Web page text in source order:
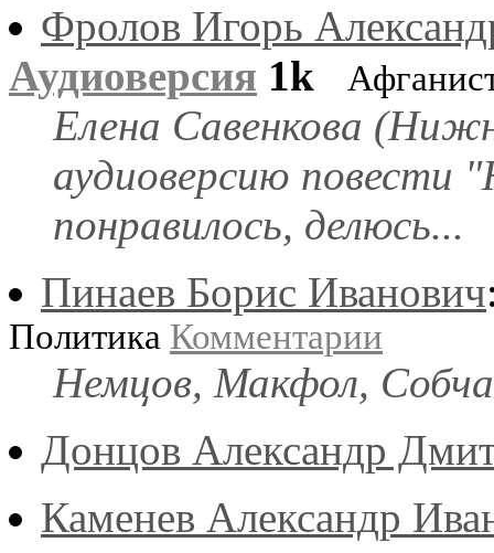
Фролов Игорь
Аудиоверсия 1k
Елена Савенкова
аудиоверсию повести
понравилось, делюсь...
Пинаев Борис Иванович
Политика Комментарии
Немцов, Макфол,
Донцов Александр
Каменев Александр